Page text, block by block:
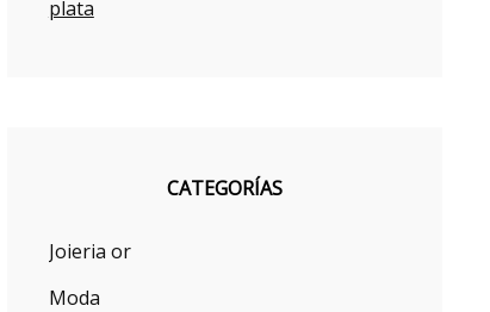
plata
CATEGORÍAS
Joieria or
Moda